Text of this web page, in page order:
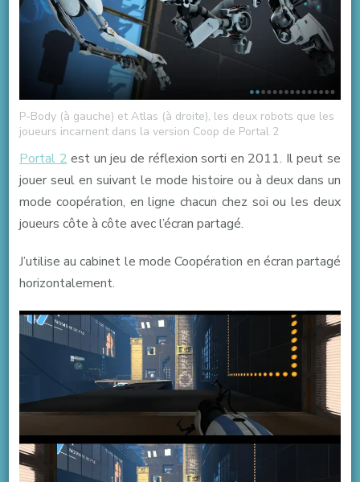
P-Body (à gauche) et Atlas (à droite), les deux robots que les
joueurs incarnent dans la version Coop de Portal 2
Portal 2 est un jeu de réflexion sorti en 2011. Il peut se
jouer seul en suivant le mode histoire ou à deux dans un
mode coopération, en ligne chacun chez soi ou les deux
joueurs côte à côte avec l’écran partagé.
J’utilise au cabinet le mode Coopération en écran partagé
horizontalement.